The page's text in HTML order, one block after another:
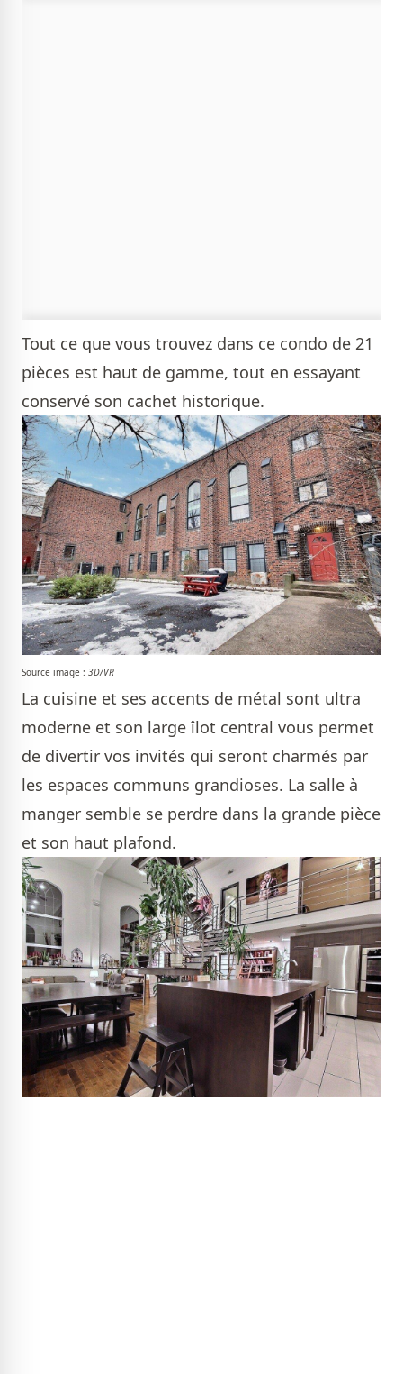
Tout ce que vous trouvez dans ce condo de 21
pièces est haut de gamme, tout en essayant
conservé son cachet historique.
Source image : 3D/VR
La cuisine et ses accents de métal sont ultra
moderne et son large îlot central vous permet
de divertir vos invités qui seront charmés par
les espaces communs grandioses. La salle à
manger semble se perdre dans la grande pièce
et son haut plafond.